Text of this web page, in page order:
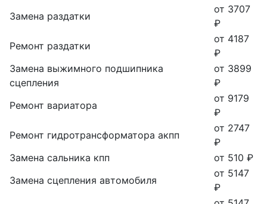
Замена раздатки
от 3707
₽
Ремонт раздатки
от 4187
₽
Замена выжимного подшипника
сцепления
от 3899
₽
Ремонт вариатора
от 9179
₽
Ремонт гидротрансформатора акпп
от 2747
₽
Замена сальника кпп
от 510 ₽
Замена сцепления автомобиля
от 5147
₽